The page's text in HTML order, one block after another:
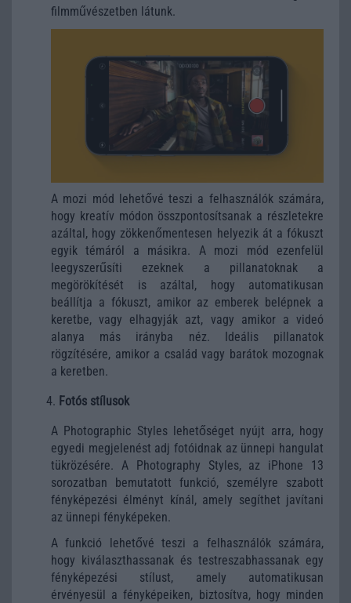
filmművészetben látunk.
A mozi mód lehetővé teszi a felhasználók számára,
hogy kreatív módon összpontosítsanak a részletekre
azáltal, hogy zökkenőmentesen helyezik át a fókuszt
egyik témáról a másikra. A mozi mód ezenfelül
leegyszerűsíti ezeknek a pillanatoknak a
megörökítését is azáltal, hogy automatikusan
beállítja a fókuszt, amikor az emberek belépnek a
keretbe, vagy elhagyják azt, vagy amikor a videó
alanya más irányba néz. Ideális pillanatok
rögzítésére, amikor a család vagy barátok mozognak
a keretben.
Fotós stílusok
A Photographic Styles lehetőséget nyújt arra, hogy
egyedi megjelenést adj fotóidnak az ünnepi hangulat
tükrözésére. A Photography Styles, az ‌iPhone‌ 13
sorozatban bemutatott funkció, személyre szabott
fényképezési élményt kínál, amely segíthet javítani
az ünnepi fényképeken.
A funkció lehetővé teszi a felhasználók számára,
hogy kiválaszthassanak és testreszabhassanak egy
fényképezési stílust, amely automatikusan
érvényesül a fényképeiken, biztosítva, hogy minden